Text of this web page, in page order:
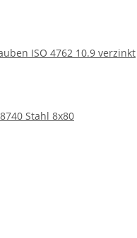
ISO 4762 10.9 verzinkt